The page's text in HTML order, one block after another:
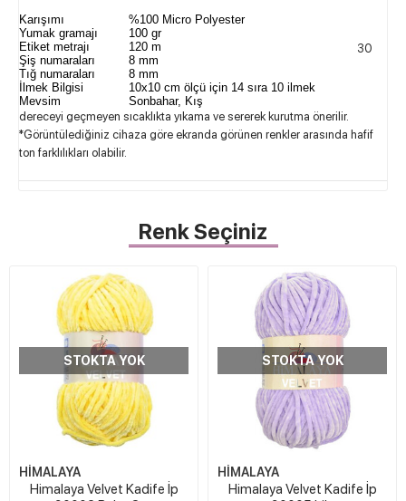
Karışımı
%100 Micro Polyester
Yumak gramajı
100 gr
Etiket metrajı
120 m
Şiş numaraları
8 mm
Tığ numaraları
8 mm
İlmek Bilgisi
10x10 cm ölçü için 14 sıra 10 ilmek
Mevsim
Sonbahar, Kış
30
dereceyi geçmeyen sıcaklıkta yıkama ve sererek kurutma önerilir.
*Görüntülediğiniz cihaza göre ekranda görünen renkler arasında hafif
ton farklılıkları olabilir.
Renk Seçiniz
STOKTA YOK
HİMALAYA
Himalaya Velvet Kadife İp
STOKTA YOK
HİMALAYA
Himalaya Velvet Kadife İp